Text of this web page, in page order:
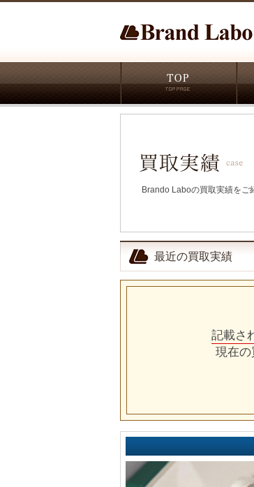
Brando Laboの買取実績をご
最近の買取実績
記載さ
現在の